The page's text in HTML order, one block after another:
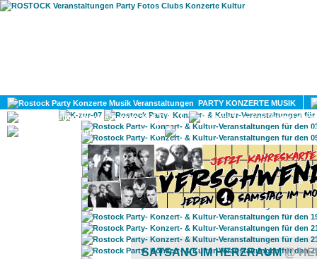
PARTY KONZERTE MUSIK
KULTUR
GAY
SATSANG IM HERZRAUM@